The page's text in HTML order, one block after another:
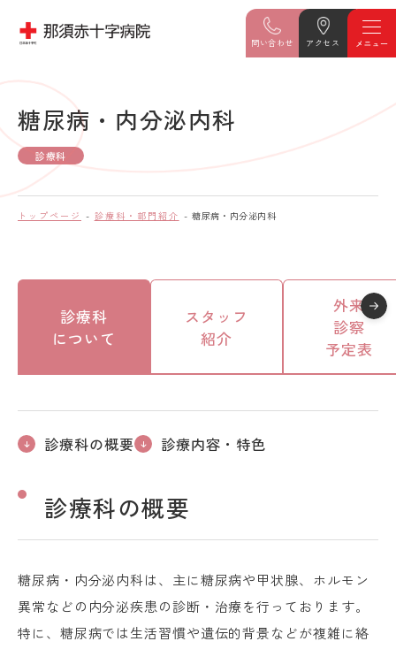
問い合わせ アクセス
糖尿病・内分泌内科
診療科
トップページ 診療科・部門紹介 糖尿病・内分泌内科
診療科
について
スタッフ
紹介
外来
診察
予定表
診療科の概要 診療内容・特色
診療科の概要
糖尿病・内分泌内科は、主に糖尿病や甲状腺、ホルモン
異常などの内分泌疾患の診断・治療を行っております。
特に、糖尿病では生活習慣や遺伝的背景などが複雑に絡